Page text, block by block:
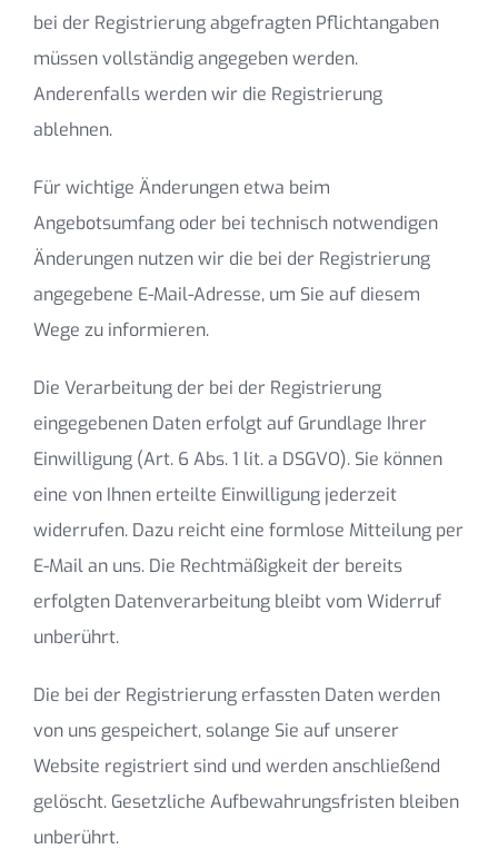
bei der Registrierung abgefragten Pflichtangaben
müssen vollständig angegeben werden.
Anderenfalls werden wir die Registrierung
ablehnen.
Für wichtige Änderungen etwa beim
Angebotsumfang oder bei technisch notwendigen
Änderungen nutzen wir die bei der Registrierung
angegebene E-Mail-Adresse, um Sie auf diesem
Wege zu informieren.
Die Verarbeitung der bei der Registrierung
eingegebenen Daten erfolgt auf Grundlage Ihrer
Einwilligung (Art. 6 Abs. 1 lit. a DSGVO). Sie können
eine von Ihnen erteilte Einwilligung jederzeit
widerrufen. Dazu reicht eine formlose Mitteilung per
E-Mail an uns. Die Rechtmäßigkeit der bereits
erfolgten Datenverarbeitung bleibt vom Widerruf
unberührt.
Die bei der Registrierung erfassten Daten werden
von uns gespeichert, solange Sie auf unserer
Website registriert sind und werden anschließend
gelöscht. Gesetzliche Aufbewahrungsfristen bleiben
unberührt.